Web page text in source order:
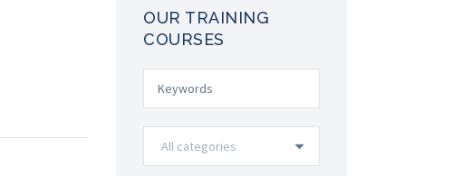
OUR TRAINING
COURSES